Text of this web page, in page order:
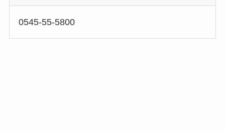
0545-55-5800